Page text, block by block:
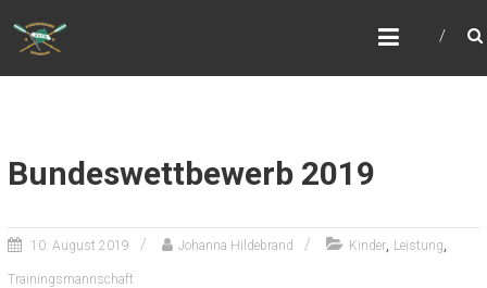
Inhalt
springen
ARCW.DE
Würzburgs freundlicher Ruderclub
Bundeswettbewerb 2019
10. August 2019 Johanna Hildebrand Kinder, Leistung,
Trainingsmannschaft